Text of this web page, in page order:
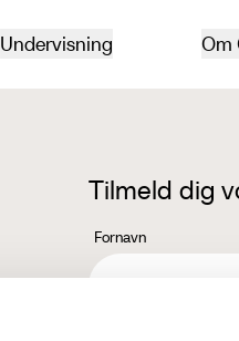
Undervisning Om
Tilmeld dig
Fornavn